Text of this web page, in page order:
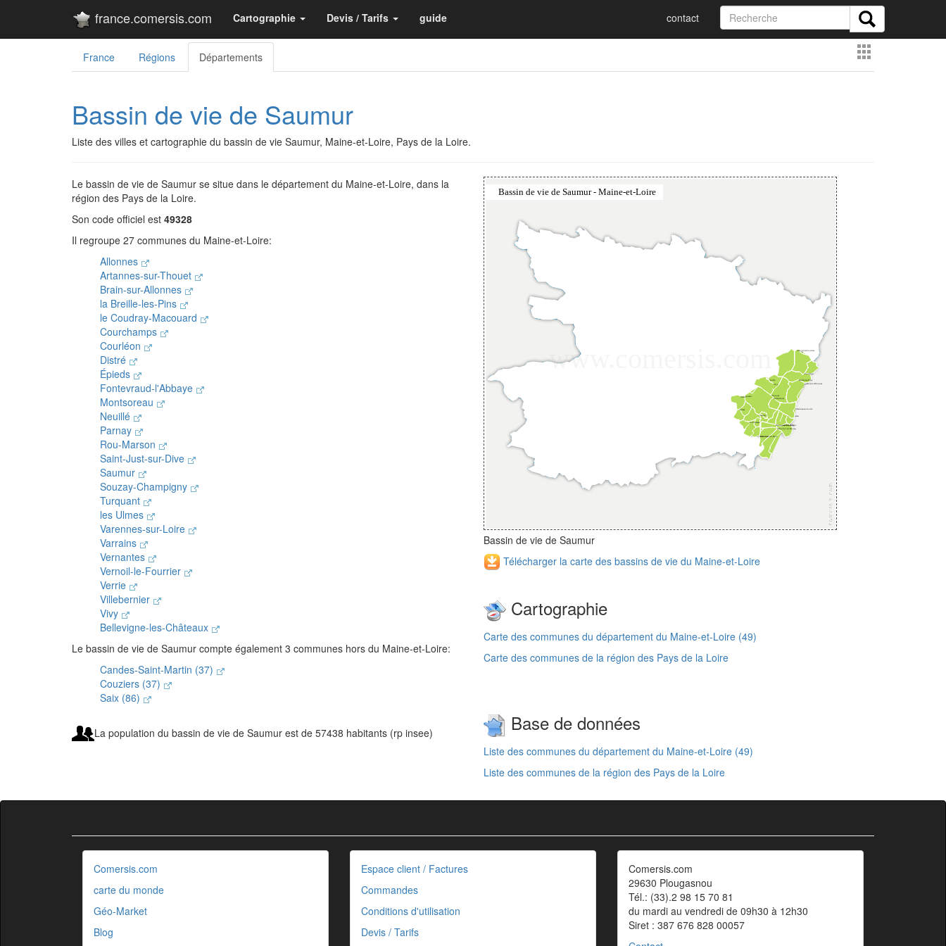
france.comersis.com Cartographie Devis / Tarifs guide contact
France Régions Départements
Bassin de vie de Saumur
Liste des villes et cartographie du bassin de vie Saumur, Maine-et-Loire, Pays de la Loire.
Le bassin de vie de Saumur se situe dans le département du Maine-et-Loire, dans la
région des Pays de la Loire.
Son code officiel est 49328
Il regroupe 27 communes du Maine-et-Loire:
Allonnes
Artannes-sur-Thouet
Brain-sur-Allonnes
la Breille-les-Pins
le Coudray-Macouard
Courchamps
Courléon
Distré
Épieds
Fontevraud-l'Abbaye
Montsoreau
Neuillé
Parnay
Rou-Marson
Saint-Just-sur-Dive
Saumur
Souzay-Champigny
Turquant
les Ulmes
Varennes-sur-Loire
Varrains
Vernantes
Vernoil-le-Fourrier
Verrie
Villebernier
Vivy
Bellevigne-les-Châteaux
Le bassin de vie de Saumur compte également 3 communes hors du Maine-et-Loire:
Candes-Saint-Martin (37)
Couziers (37)
Saix (86)
La population du bassin de vie de Saumur est de 57438 habitants (rp insee)
Bassin de vie de Saumur
Télécharger la carte des bassins de vie du Maine-et-Loire
Cartographie
Carte des communes du département du Maine-et-Loire (49)
Carte des communes de la région des Pays de la Loire
Base de données
Liste des communes du département du Maine-et-Loire (49)
Liste des communes de la région des Pays de la Loire
Comersis.com
carte du monde
Géo-Market
Blog
Espace client / Factures
Commandes
Conditions d'utilisation
Devis / Tarifs
Comersis.com
29630 Plougasnou
Tél.: (33).2 98 15 70 81
du mardi au vendredi de 09h30 à 12h30
Siret : 387 676 828 00057